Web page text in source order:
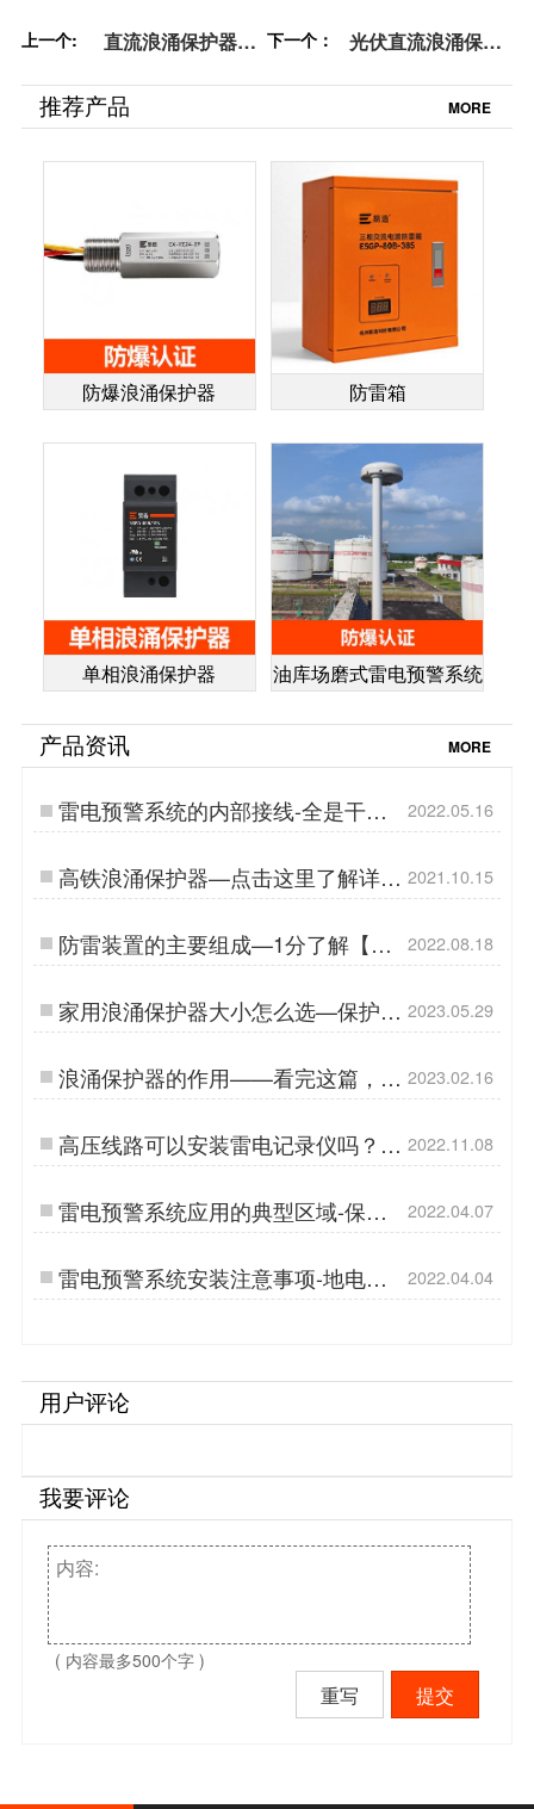
上一个:
直流浪涌保护器的
客户疑虑-易造防雷
下一个：
光伏直流浪涌保护
备保护装置？易造
防雷
推荐产品 MORE
防爆浪涌保护器 防雷箱
单相浪涌保护器 油库场磨式雷电预警系统
产品资讯 MORE
雷电预警系统的内部接线-全是干货
【杭州易造】…
2022.05.16
高铁浪涌保护器—点击这里了解详情
【易造防雷】…
2021.10.15
防雷装置的主要组成—1分了解【杭
州易造】…
2022.08.18
家用浪涌保护器大小怎么选—保护家
电,必须先选对大小-易造防雷…
2023.05.29
浪涌保护器的作用——看完这篇，从
小白到资深大佬【易造防雷】…
2023.02.16
高压线路可以安装雷电记录仪吗？
【易造防雷】…
2022.11.08
雷电预警系统应用的典型区域-保护
设备保护人【杭州易造】…
2022.04.07
雷电预警系统安装注意事项-地电位
反击【杭州易造】…
2022.04.04
用户评论
我要评论
( 内容最多500个字 )
重写 提交